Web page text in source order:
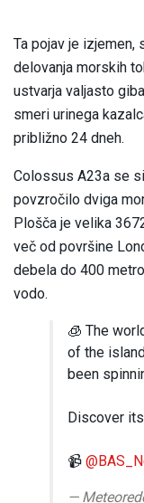
Ta pojav je izjemen,
delovanja morskih
ustvarja valjasto
smeri urinega
približno 24 dneh.
Colossus A23a se
povzročilo dviga
Plošča je velika
več od površine
debela do 400
vodo.
🧊 The
of the
been
Discover
📹
—